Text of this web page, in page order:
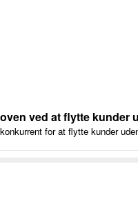
ved at flytte kunder
for at flytte kunder